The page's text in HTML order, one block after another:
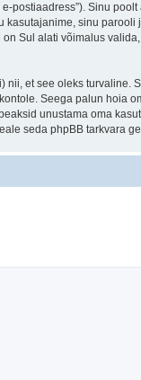
postiaadress”). Sinu
sinu
Sul alati võimalus
et see oleks turvaline.
Seega palun hoia
unustama oma
seda phpBB tarkvara